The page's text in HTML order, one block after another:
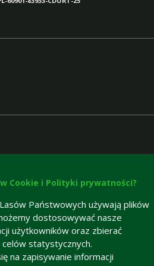
Deklaracja dostępności
Cookie i Polityki prywatności?
Państwowych używają plików
dostosowywać nasze
użytkowników oraz zbierać
statystycznych.
na zapisywanie informacji